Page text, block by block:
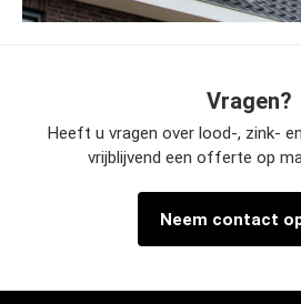
Vragen?
Heeft u vragen over lood-, zink-
vrijblijvend een offerte op
Neem contact